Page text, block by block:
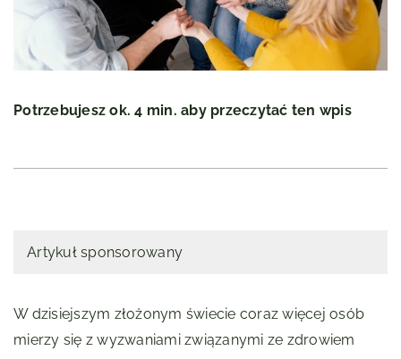
Potrzebujesz ok. 4 min. aby przeczytać ten wpis
Artykuł sponsorowany
W dzisiejszym złożonym świecie coraz więcej osób
mierzy się z wyzwaniami związanymi ze zdrowiem